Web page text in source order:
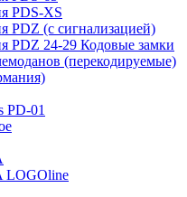
PDS-XS
PDZ (с сигнализацией)
PDZ 24-29 Кодовые замки
(перекодируемые)
PD-01
LOGOline